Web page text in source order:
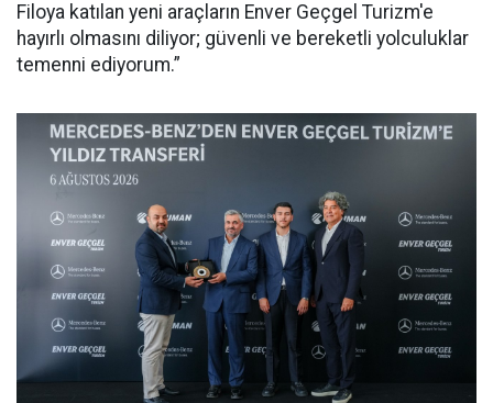
Filoya katılan yeni araçların Enver Geçgel Turizm'e
hayırlı olmasını diliyor; güvenli ve bereketli yolculuklar
temenni ediyorum.”